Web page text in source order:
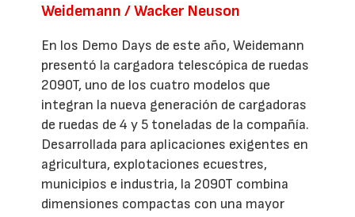
Weidemann / Wacker Neuson
En los Demo Days de este año, Weidemann
presentó la cargadora telescópica de ruedas
2090T, uno de los cuatro modelos que
integran la nueva generación de cargadoras
de ruedas de 4 y 5 toneladas de la compañía.
Desarrollada para aplicaciones exigentes en
agricultura, explotaciones ecuestres,
municipios e industria, la 2090T combina
dimensiones compactas con una mayor